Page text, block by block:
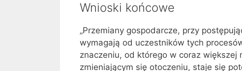
Wnioski końcowe
„Przemiany gospodarcze, przy
wymagają od uczestników tych
znaczeniu, od którego w coraz większej
zmieniającym się otoczeniu, staje się